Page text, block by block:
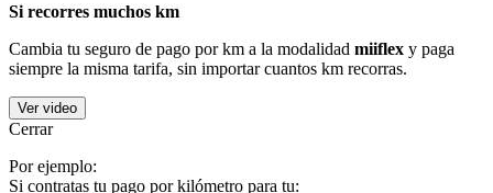
Si recorres muchos km
Cambia tu seguro de pago por km a la modalidad miiflex y paga
siempre la misma tarifa, sin importar cuantos km recorras.
Ver video
Cerrar
Por ejemplo:
Si contratas tu pago por kilómetro para tu: